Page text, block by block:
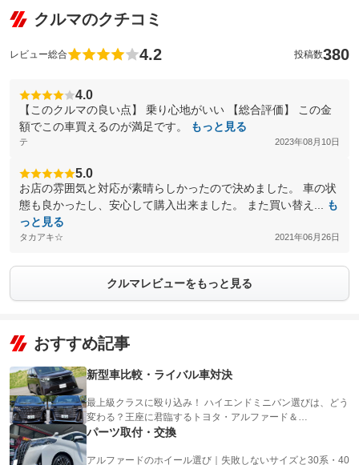
クルマのクチコミ
レビュー総合 4.2 投稿数380
4.0
【このクルマの良い点】 乗り心地がいい 【総合評価】 この金
額でこの車買えるのが満足です。
もっと見る
テ 2023年08月10日
5.0
お店の雰囲気と対応が素晴らしかったので決めました。 車の状
態も良かったし、安心して購入出来ました。 また買い替え...
も
っと見る
タカアキ☆ 2021年06月26日
クルマレビューをもっと見る
おすすめ記事
新型車比較・ライバル車対決
最上級クラスに殴り込み！ ハイエンドミニバン選びは、どう
変わる？王座に君臨するトヨタ・アルファード＆…
パーツ取付・交換
アルファードのホイール選び｜失敗しないサイズと30系・40